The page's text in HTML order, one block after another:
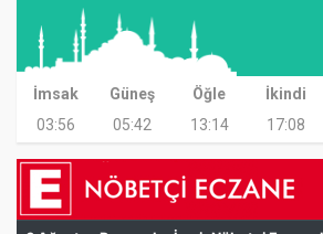
İmsak Güneş Öğle İkindi
03:56
05:42 13:14 17:08